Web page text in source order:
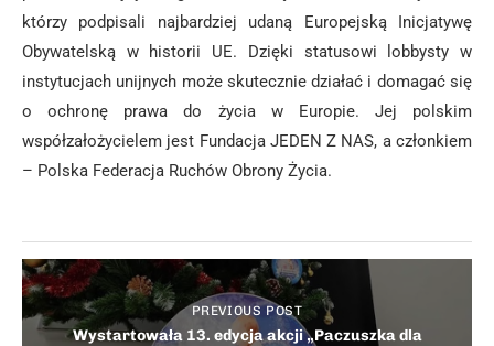
którzy podpisali najbardziej udaną Europejską Inicjatywę
Obywatelską w historii UE. Dzięki statusowi lobbysty w
instytucjach unijnych może skutecznie działać i domagać się
o ochronę prawa do życia w Europie. Jej polskim
współzałożycielem jest Fundacja JEDEN Z NAS, a członkiem
– Polska Federacja Ruchów Obrony Życia.
PREVIOUS POST
Wystartowała 13. edycja akcji „Paczuszka dla